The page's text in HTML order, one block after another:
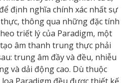
định nghĩa chính xác nhất sự
thông qua những đặc tính
triết lý của Paradigm, một
âm thanh trung thực phải
trung âm đầy và đều, nhiễu
và dải động cao. Dù thuộc